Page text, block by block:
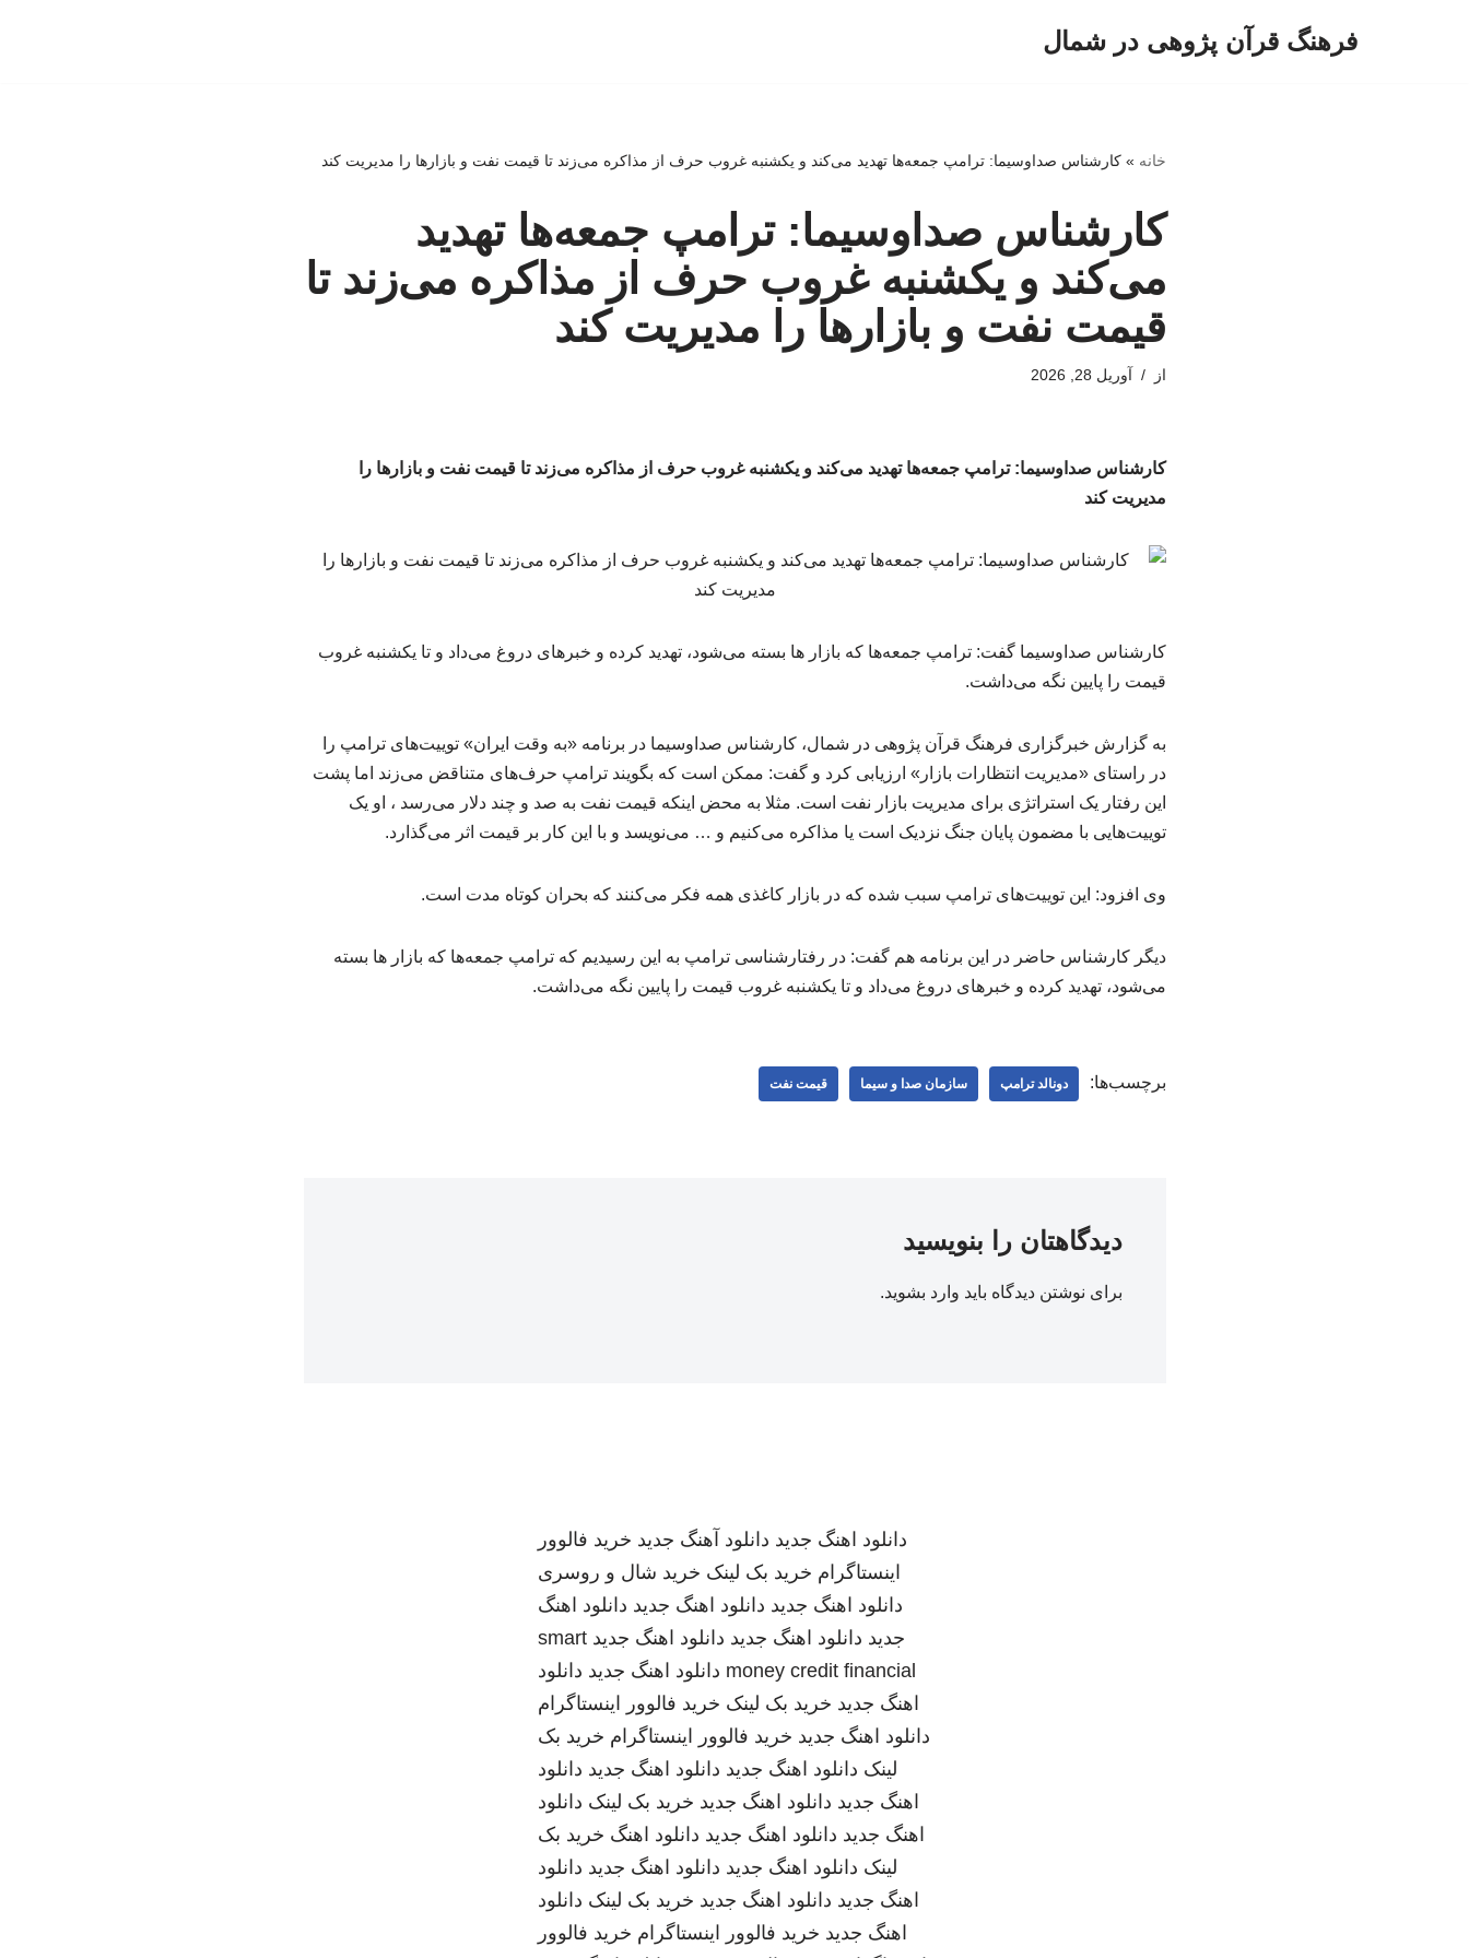
فرهنگ قرآن پژوهی در شمال
خانه »کارشناس صداوسیما: ترامپ جمعه‌ها تهدید می‌کند و یکشنبه غروب حرف از مذاکره می‌زند تا قیمت نفت و بازارها را مدیریت کند
کارشناس صداوسیما: ترامپ جمعه‌ها تهدید
می‌کند و یکشنبه غروب حرف از مذاکره می‌زند تا
قیمت نفت و بازارها را مدیریت کند
از آوریل 28, 2026
کارشناس صداوسیما: ترامپ جمعه‌ها تهدید می‌کند و یکشنبه غروب حرف از مذاکره می‌زند تا قیمت نفت و بازارها را
مدیریت کند
کارشناس صداوسیما گفت: ترامپ جمعه‌ها که بازار ها بسته می‌شود، تهدید کرده و خبرهای دروغ می‌داد و تا یکشنبه غروب
قیمت را پایین نگه می‌داشت.
به گزارش خبرگزاری فرهنگ قرآن پژوهی در شمال، کارشناس صداوسیما در برنامه «به وقت ایران» توییت‌های ترامپ را
در راستای «مدیریت انتظارات بازار» ارزیابی کرد و گفت: ممکن است که بگویند ترامپ حرف‌های متناقض می‌زند اما پشت
این رفتار یک استراتژی برای مدیریت بازار نفت است. مثلا به محض اینکه قیمت نفت به صد و چند دلار می‌رسد ، او یک
توییت‌هایی با مضمون پایان جنگ نزدیک است یا مذاکره می‌کنیم و … می‌نویسد و با این کار بر قیمت اثر می‌گذارد.
وی افزود: این توییت‌های ترامپ سبب شده که در بازار کاغذی همه فکر می‌کنند که بحران کوتاه مدت است.
دیگر کارشناس حاضر در این برنامه هم گفت: در رفتارشناسی ترامپ به این رسیدیم که ترامپ جمعه‌ها که بازار ها بسته
می‌شود، تهدید کرده و خبرهای دروغ می‌داد و تا یکشنبه غروب قیمت را پایین نگه می‌داشت.
برچسب‌ها: دونالد ترامپ سازمان صدا و سیما قیمت نفت
دیدگاهتان را بنویسید
برای نوشتن دیدگاه باید وارد بشوید.
دانلود اهنگ جدید دانلود آهنگ جدید خرید فالوور
اینستاگرام خرید بک لینک خرید شال و روسری
دانلود اهنگ جدید دانلود اهنگ جدید دانلود اهنگ
جدید دانلود اهنگ جدید دانلود اهنگ جدید smart
money credit financial دانلود اهنگ جدید دانلود
اهنگ جدید خرید بک لینک خرید فالوور اینستاگرام
دانلود اهنگ جدید خرید فالوور اینستاگرام خرید بک
لینک دانلود اهنگ جدید دانلود اهنگ جدید دانلود
اهنگ جدید دانلود اهنگ جدید خرید بک لینک دانلود
اهنگ جدید دانلود اهنگ جدید دانلود اهنگ خرید بک
لینک دانلود اهنگ جدید دانلود اهنگ جدید دانلود
اهنگ جدید دانلود اهنگ جدید خرید بک لینک دانلود
اهنگ جدید خرید فالوور اینستاگرام خرید فالوور